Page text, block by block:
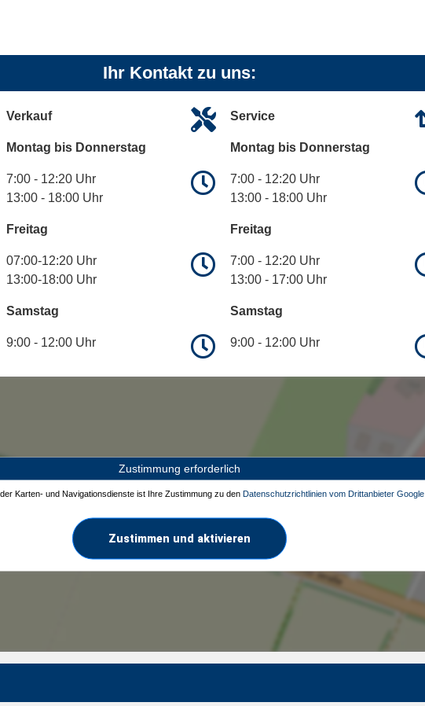
Ihr Kontakt zu uns:
Verkauf
Montag bis Donnerstag
7:00 - 12:20 Uhr
13:00 - 18:00 Uhr
Freitag
07:00-12:20 Uhr
13:00-18:00 Uhr
Samstag
9:00 - 12:00 Uhr
Service
Montag bis Donnerstag
7:00 - 12:20 Uhr
13:00 - 18:00 Uhr
Freitag
7:00 - 12:20 Uhr
13:00 - 17:00 Uhr
Samstag
9:00 - 12:00 Uhr
Zustimmung erforderlich
Karten- und Navigationsdienste ist Ihre Zustimmung zu den Datenschutzrichtlinien vom Drittanbieter Google
Zustimmen und aktivieren